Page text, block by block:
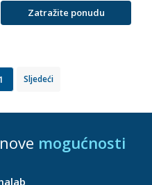
Zatražite ponudu
Sljedeći
mogućnosti